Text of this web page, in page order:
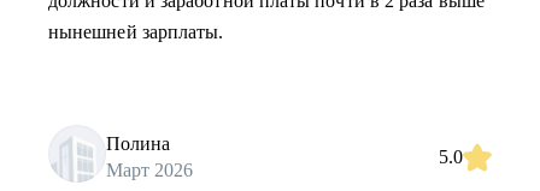
нынешней зарплаты.
Полина
Март 2026
5.0